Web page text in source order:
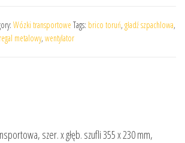
Wózki transportowe Tags: brico toruń, gładź szpachlowa,
regal metalowy, wentylator
szer. x głęb. szufli 355 x 230 mm,